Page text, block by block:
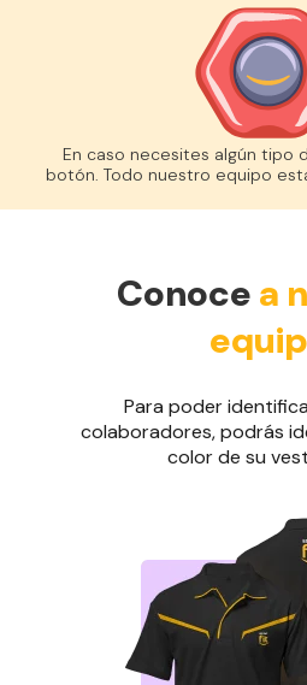
En caso necesites algún tipo
botón. Todo nuestro equipo
Conoce a
Para poder
colaboradores, podrás
color de su